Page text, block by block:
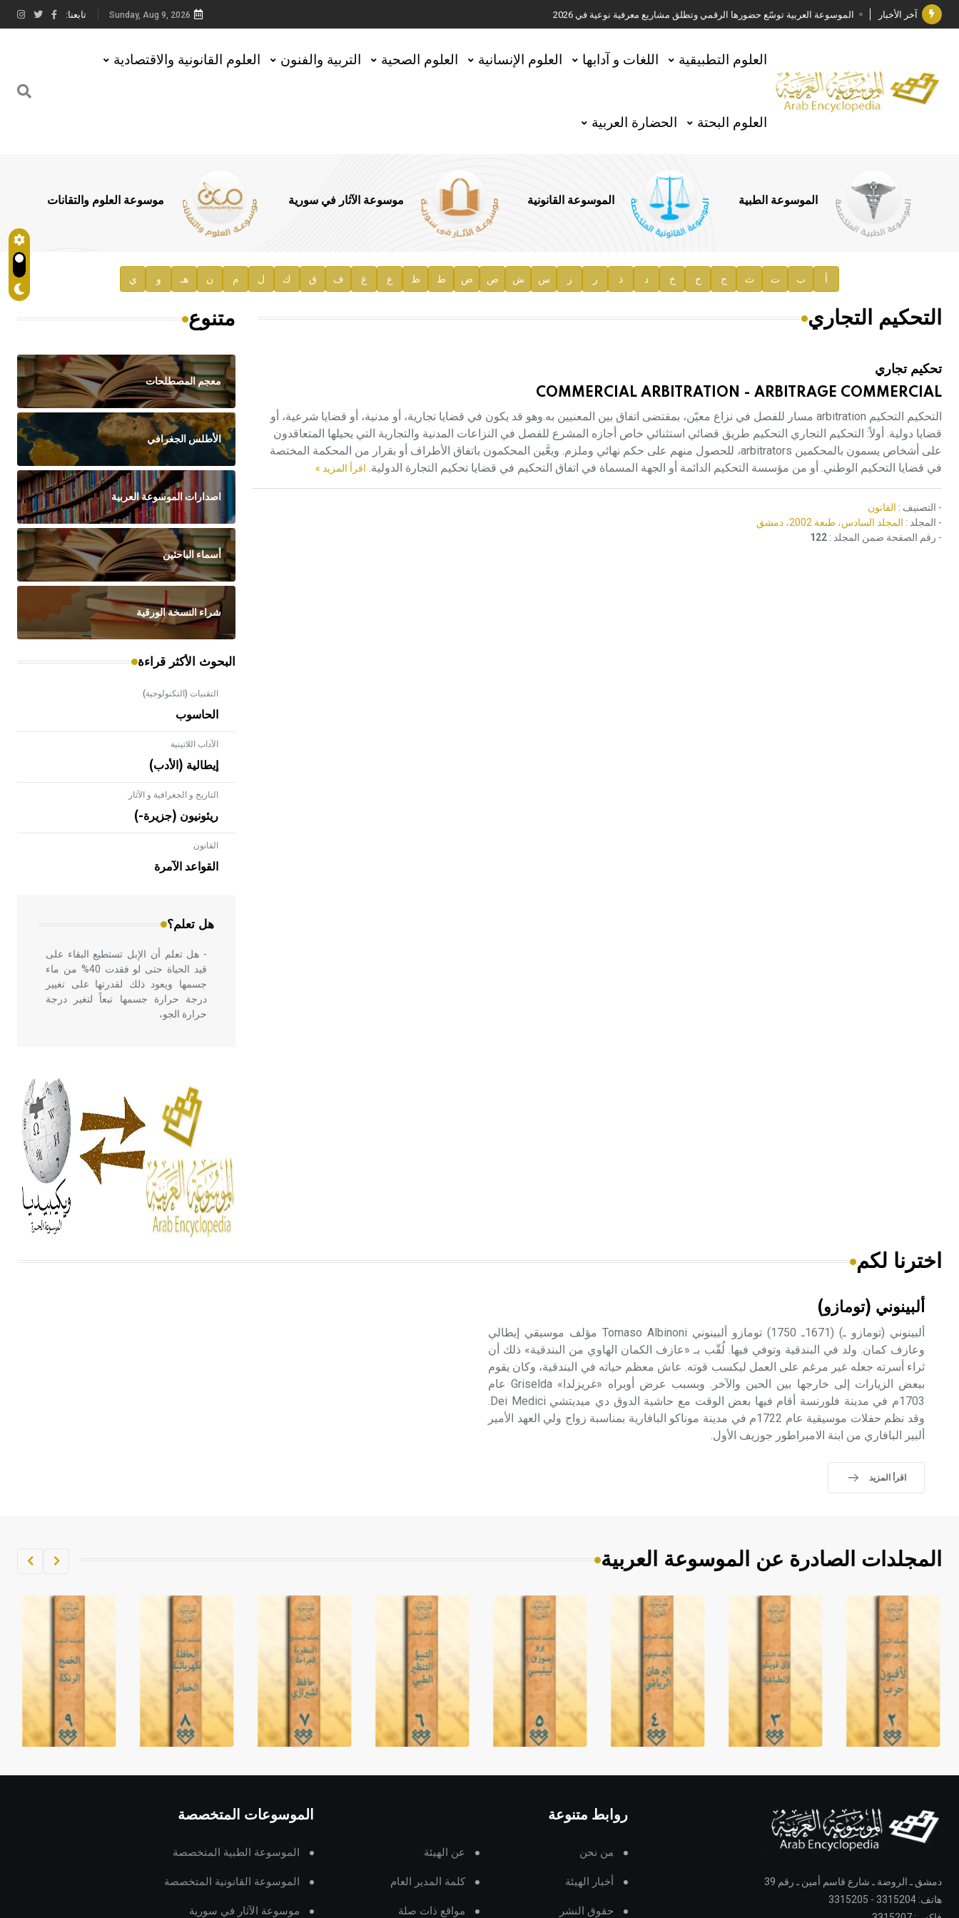
آخر الأخبار الموسوعة العربية توسّع حضورها الرقمي وتطلق مشاريع معرفية نوعية في 2026
جائزة مجمع الملك سلمان العالمي للغة العربية 2025
الأستاذ إياد خالد الطباع مدير عام لهيئة الموسوعة العربية
السيد محمد ياسين صالح وزيرا للثقافة
توصيات مجلس الإدارة
صدور المجلد السابع من موسوعة الآثار في سورية
إعلان..
هيئة الموسوعة العربية تطلق موسوعات جديدة في عام 2026
Sunday, Aug 9, 2026 تابعنا:
العلوم التطبيقية اللغات و آدابها العلوم الإنسانية العلوم الصحية التربية والفنون العلوم القانونية والاقتصادية
العلوم البحتة الحضارة العربية
الموسوعة الطبية الموسوعة القانونية موسوعة الآثار في سورية موسوعة العلوم والتقانات
أ ب ت ث ج ح خ د ذ ر ز س ش ص ض ط ظ ع غ ف ق ك ل م ن هـ و ي
التحكيم التجاري
تحكيم تجاري
COMMERCIAL ARBITRATION - ARBITRAGE COMMERCIAL
التحكيم التحكيم arbitration مسار للفصل في نزاع معيّن، بمقتضى اتفاق بين المعنيين به.وهو قد يكون في قضايا تجارية، أو مدنية، أو قضايا شرعية، أو
قضايا دولية. أولاً: التحكيم التجاري التحكيم طريق قضائي استثنائي خاص أجازه المشرع للفصل في النزاعات المدنية والتجارية التي يحيلها المتعاقدون
على أشخاص يسمون بالمحكمين arbitrators، للحصول منهم على حكم نهائي وملزم. ويعَّين المحكمون باتفاق الأطراف أو بقرار من المحكمة المختصة
في قضايا التحكيم الوطني. أو من مؤسسة التحكيم الدائمة أو الجهة المسماة في اتفاق التحكيم في قضايا تحكيم التجارة الدولية. اقرأ المزيد »
- التصنيف : القانون
- المجلد : المجلد السادس، طبعة 2002، دمشق
- رقم الصفحة ضمن المجلد : 122
متنوع
معجم المصطلحات
الأطلس الجغرافي
اصدارات الموسوعة العربية
أسماء الباحثين
شراء النسخة الورقية
البحوث الأكثر قراءة
التقنيات (التكنولوجية)
الحاسوب
الآداب اللاتينية
إيطالية (الأدب)
التاريخ و الجغرافية و الآثار
ريئونيون (جزيرة-)
القانون
القواعد الآمرة
هل تعلم؟
- هل تعلم أن الأبلق نوع من الفنون
الهندسية التي ارتبطت بالعمارة الإسلامية
في بلاد الشام ومصر خاصة، حيث يحرص
- هل تعلم أن الإبل تستطيع البقاء على
قيد الحياة حتى لو فقدت 40% من ماء
جسمها ويعود ذلك لقدرتها على تغيير
درجة حرارة جسمها تبعاً لتغير درجة
حرارة الجو،
أربعة مؤلفات هي: الحكم، الأدلة، تنظيم
التغذية، ورسالته في جروح الرأس.
ويعود له الفضل بأنه حرر الطب من
الدين والفلسفة.
- هل تعلم أن المرجان إفراز حيواني
يتكون في البحر ويتركب من مادة
كربونات الكلسيوم، وهو أحمر أو شديد
الحمرة وهو أجود أنواعه، ويمتاز بكبر
الحجم ويسمى الش
اخترنا لكم
ألبينوني (تومازو)
ألبينوني (تومازو ـ) (1671ـ 1750) تومازو ألبينوني Tomaso Albinoni مؤلف موسيقي إيطالي
وعازف كمان. ولد في البندقية وتوفي فيها. لُقّب بـ «عازف الكمان الهاوي من البندقية» ذلك أن
ثراء أسرته جعله غير مرغم على العمل ليكسب قوته. عاش معظم حياته في البندقية، وكان يقوم
ببعض الزيارات إلى خارجها بين الحين والآخر. وبسبب عرض أوبراه «غريزلدا» Griselda عام
1703م في مدينة فلورنسة أقام فيها بعض الوقت مع حاشية الدوق دي ميديتشي Dei Medici.
وقد نظم حفلات موسيقية عام 1722م في مدينة موناكو البافارية بمناسبة زواج ولي العهد الأمير
ألبير البافاري من ابنة الامبراطور جوزيف الأول.
اقرأ المزيد
المجلدات الصادرة عن الموسوعة العربية
دمشق ـ الروضة ـ شارع قاسم أمين ـ رقم 39
هاتف: 3315204 - 3315205
روابط متنوعة
من نحن عن الهيئة
أخبار الهيئة كلمة المدير العام
حقوق النشر مواقع ذات صلة
الموسوعات المتخصصة
الموسوعة الطبية المتخصصة
الموسوعة القانونية المتخصصة
موسوعة الآثار في سورية